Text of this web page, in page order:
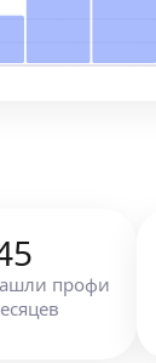
профи